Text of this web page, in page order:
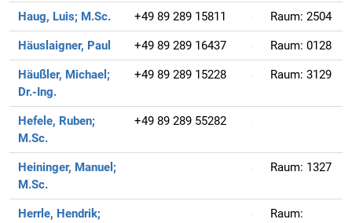
Haug, Luis; M.Sc. +49 89 289 15811 Raum: 2504
Häuslaigner, Paul +49 89 289 16437 Raum: 0128
Häußler, Michael;
Dr.-Ing.
+49 89 289 15228 Raum: 3129
Hefele, Ruben;
M.Sc.
+49 89 289 55282
Heininger, Manuel;
M.Sc.
Raum: 1327
Herrle, Hendrik;
Raum: